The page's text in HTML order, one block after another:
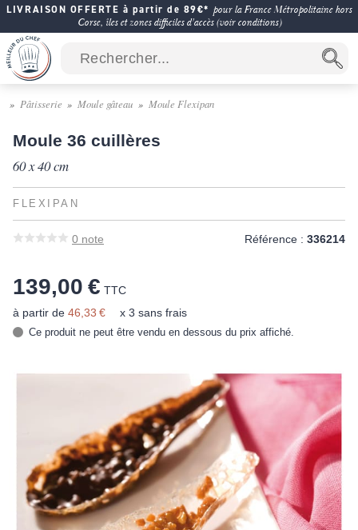
LIVRAISON OFFERTE à partir de 89€* pour la France Métropolitaine hors
Corse, îles et zones difficiles d'accès (voir conditions)
Pâtisserie Moule gâteau Moule Flexipan
Moule 36 cuillères
60 x 40 cm
FLEXIPAN
0 note Référence : 336214
139,00 € TTC
à partir de 46,33 € x 3 sans frais
Ce produit ne peut être vendu en dessous du prix affiché.